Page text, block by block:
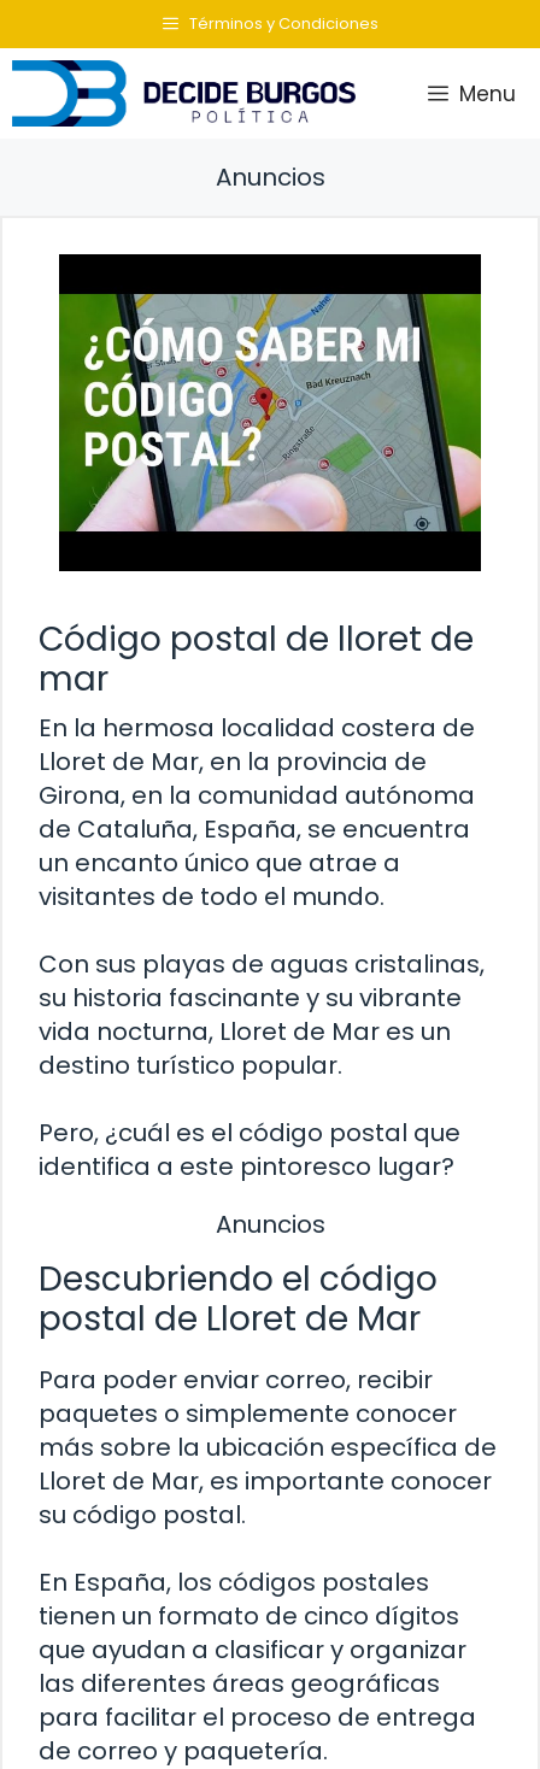
al
contenido
Términos y Condiciones
Menu
Anuncios
Código postal de lloret de
mar
En la hermosa localidad costera de
Lloret de Mar, en la provincia de
Girona, en la comunidad autónoma
de Cataluña, España, se encuentra
un encanto único que atrae a
visitantes de todo el mundo.
Con sus playas de aguas cristalinas,
su historia fascinante y su vibrante
vida nocturna, Lloret de Mar es un
destino turístico popular.
Pero, ¿cuál es el código postal que
identifica a este pintoresco lugar?
Anuncios
Descubriendo el código
postal de Lloret de Mar
Para poder enviar correo, recibir
paquetes o simplemente conocer
más sobre la ubicación específica de
Lloret de Mar, es importante conocer
su código postal.
En España, los códigos postales
tienen un formato de cinco dígitos
que ayudan a clasificar y organizar
las diferentes áreas geográficas
para facilitar el proceso de entrega
de correo y paquetería.